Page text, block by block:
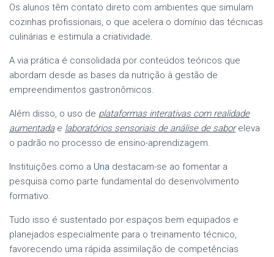
Os alunos têm contato direto com ambientes que simulam
cozinhas profissionais, o que acelera o domínio das técnicas
culinárias e estimula a criatividade.
A via prática é consolidada por conteúdos teóricos que
abordam desde as bases da nutrição à gestão de
empreendimentos gastronômicos.
Além disso, o uso de plataformas interativas com realidade
aumentadae laboratórios sensoriais de análise de saboreleva
o padrão no processo de ensino-aprendizagem.
Instituições como a Una destacam-se ao fomentar a
pesquisa como parte fundamental do desenvolvimento
formativo.
Tudo isso é sustentado por espaços bem equipados e
planejados especialmente para o treinamento técnico,
favorecendo uma rápida assimilação de competências